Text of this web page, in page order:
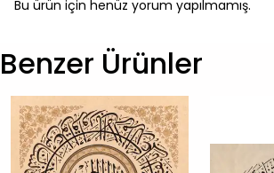
Bu ürün için henüz yorum yapılmamış.
Benzer Ürünler